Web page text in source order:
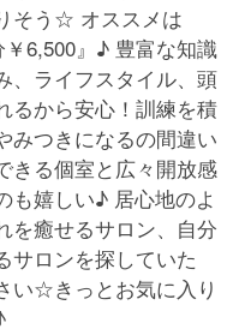
そう☆ オススメは
￥6,500』♪ 豊富な知識
、ライフスタイル、頭
るから安心！訓練を積
みつきになるの間違い
きる個室と広々開放感
も嬉しい♪ 居心地のよ
を癒せるサロン、自分
サロンを探していた
い☆きっとお気に入り